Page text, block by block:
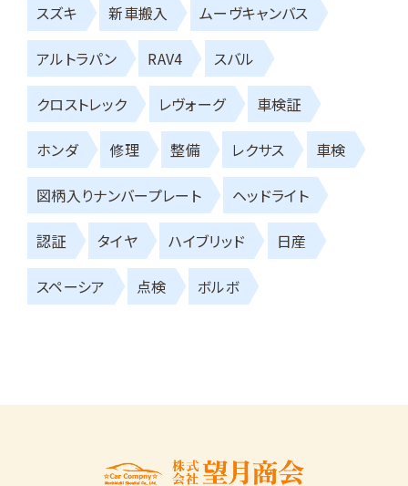
スズキ 新車搬入 ムーヴキャンバス
アルトラパン RAV4 スバル
クロストレック レヴォーグ 車検証
ホンダ 修理 整備 レクサス 車検
図柄入りナンバープレート ヘッドライト
認証 タイヤ ハイブリッド 日産
スペーシア 点検 ボルボ